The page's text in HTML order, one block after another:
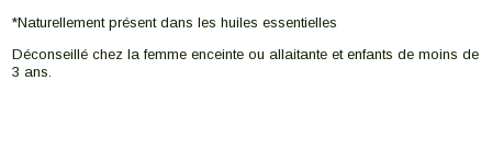
*Naturellement présent dans les huiles essentielles
Déconseillé chez la femme enceinte ou allaitante et enfants de moins de
3 ans.